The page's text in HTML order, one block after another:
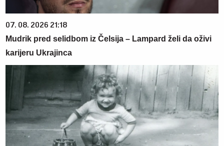
07. 08. 2026 21:18
Mudrik pred selidbom iz Čelsija – Lampard želi da oživi
karijeru Ukrajinca